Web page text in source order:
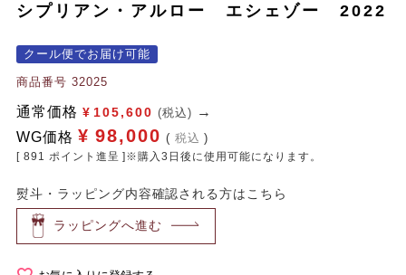
シプリアン・アルロー エシェゾー 2022
クール便でお届け可能
商品番号 32025
通常価格 ¥ 105,600 (税込)
WG価格 ¥ 98,000 税込
[ 891 ポイント進呈 ]※購入3日後に使用可能になります。
熨斗・ラッピング内容確認される方はこちら
ラッピングへ進む